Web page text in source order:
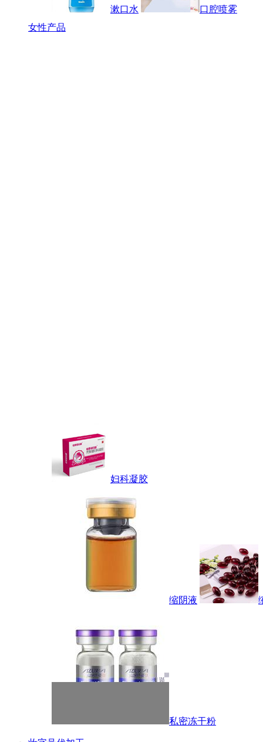
漱口水
口腔喷雾
女性产品
妇科凝胶
缩阴液
私密冻干粉